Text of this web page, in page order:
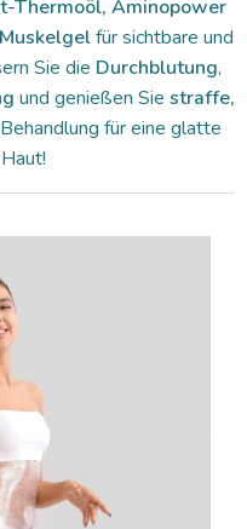
Thermoöl, Aminopower
für sichtbare und
Sie die Durchblutung,
und genießen Sie straffe,
für eine glatte